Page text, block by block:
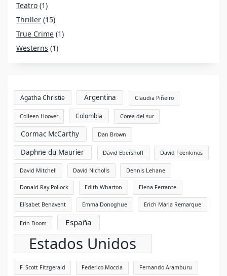
Teatro (1)
Thriller (15)
True Crime (1)
Westerns (1)
Agatha Christie Argentina Claudia Piñeiro
Colleen Hoover Colombia Corea del sur
Cormac McCarthy Dan Brown
Daphne du Maurier David Ebershoff David Foenkinos
David Mitchell David Nicholls Dennis Lehane
Donald Ray Pollock Edith Wharton Elena Ferrante
Elísabet Benavent Emma Donoghue Erich Maria Remarque
Erin Doom España
Estados Unidos
F. Scott Fitzgerald Federico Moccia Fernando Aramburu